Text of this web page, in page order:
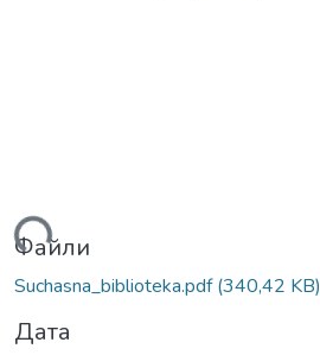
Файли
Suchasna_biblioteka.pdf(340,42 KB)
Дата